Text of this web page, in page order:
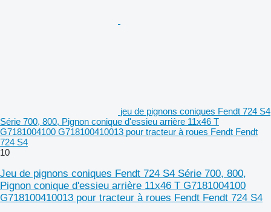
jeu de pignons coniques Fendt 724 S4
Série 700, 800, Pignon conique d'essieu arrière 11x46 T
G7181004100 G718100410013 pour tracteur à roues Fendt Fendt
724 S4
10
Jeu de pignons coniques Fendt 724 S4 Série 700, 800,
Pignon conique d'essieu arrière 11x46 T G7181004100
G718100410013 pour tracteur à roues Fendt Fendt 724 S4